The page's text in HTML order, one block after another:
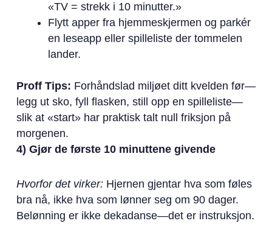
«TV = strekk i 10 minutter.»
Flytt apper fra hjemmeskjermen og parkér
en leseapp eller spilleliste der tommelen
lander.
Proff Tips: Forhåndslad miljøet ditt kvelden før—
legg ut sko, fyll flasken, still opp en spilleliste—
slik at «start» har praktisk talt null friksjon på
morgenen.
4) Gjør de første 10 minuttene givende
Hvorfor det virker:Hjernen gjentar hva som føles
bra nå, ikke hva som lønner seg om 90 dager.
Belønning er ikke dekadanse—det er instruksjon.